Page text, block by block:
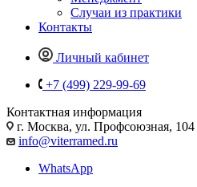
Случаи из практики
Контакты
Личный кабинет
+7 (499) 229-99-69
Контактная информация
г. Москва, ул. Профсоюзная, 104
info@viterramed.ru
WhatsApp